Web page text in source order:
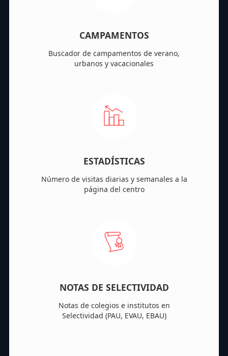
CAMPAMENTOS
Buscador de campamentos de verano,
urbanos y vacacionales
ESTADÍSTICAS
Número de visitas diarias y semanales a la
página del centro
NOTAS DE SELECTIVIDAD
Notas de colegios e institutos en
Selectividad (PAU, EVAU, EBAU)